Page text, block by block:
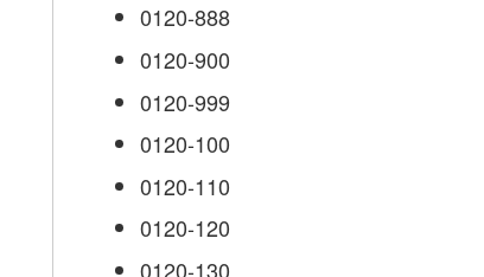
0120-888
0120-900
0120-999
0120-100
0120-110
0120-120
0120-130